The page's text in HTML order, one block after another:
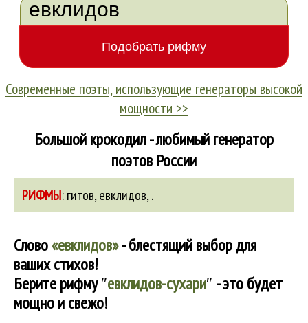
Современные поэты, использующие генераторы высокой
мощности >>
Большой крокодил - любимый генератор
поэтов России
РИФМЫ:гитов,евклидов,.
Слово«евклидов»- блестящий выбор для
ваших стихов!
Берите рифму″евклидов-сухари″ - это будет
мощно и свежо!